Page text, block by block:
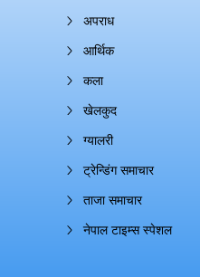
अपराध
आर्थिक
कला
खेलकुद
ग्यालरी
ट्रेन्डिंग समाचार
ताजा समाचार
नेपाल टाइम्स स्पेशल